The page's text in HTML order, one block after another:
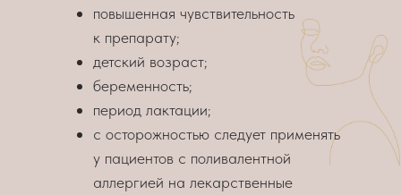
повышенная чувствительность
к препарату;
детский возраст;
беременность;
период лактации;
с осторожностью следует применять
у пациентов с поливалентной
аллергией на лекарственные